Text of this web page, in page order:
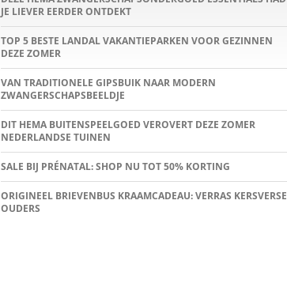
JE LIEVER EERDER ONTDEKT
TOP 5 BESTE LANDAL VAKANTIEPARKEN VOOR GEZINNEN
DEZE ZOMER
VAN TRADITIONELE GIPSBUIK NAAR MODERN
ZWANGERSCHAPSBEELDJE
DIT HEMA BUITENSPEELGOED VEROVERT DEZE ZOMER
NEDERLANDSE TUINEN
SALE BIJ PRÉNATAL: SHOP NU TOT 50% KORTING
ORIGINEEL BRIEVENBUS KRAAMCADEAU: VERRAS KERSVERSE
OUDERS